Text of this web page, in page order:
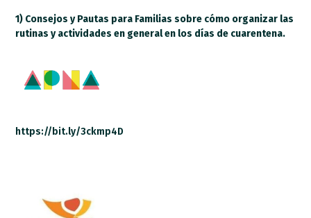
1) Consejos y Pautas para Familias sobre cómo organizar las
rutinas y actividades en general en los días de cuarentena.
https://bit.ly/3ckmp4D